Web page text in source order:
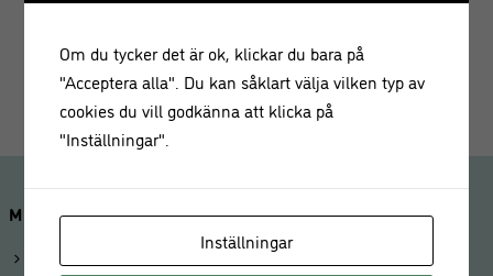
Screentryckt och dekorerad i Storbritannien
MINA SIDOR
Om du tycker det är ok, klickar du bara på
"Acceptera alla". Du kan såklart välja vilken typ av
cookies du vill godkänna att klicka på
"Inställningar".
Inställningar